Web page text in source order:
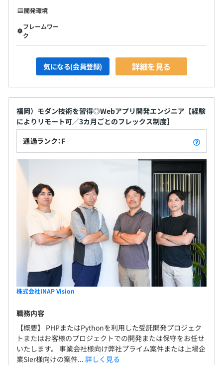
開発環境
フレームワー
ク
気になる(会員登録) 詳細を見る
福岡）モダン技術を習得◎Webアプリ開発エンジニア【経験
によりリモート可／3カ月ごとのフレックス制度】
通過ランク：F
株式会社INAP Vision
職務内容
【概要】 PHPまたはPythonを利用した受託開発プロジェク
トまたはお客様のプロジェクトでの開発または保守をお任せ
いたします。 事業会社様向け弊社プライム案件または上場企
業SIer様向けの案件... 詳しく見る